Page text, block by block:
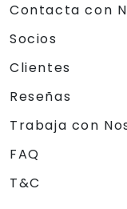
Contacta con
Socios
Clientes
Reseñas
Trabaja con
FAQ
T&C